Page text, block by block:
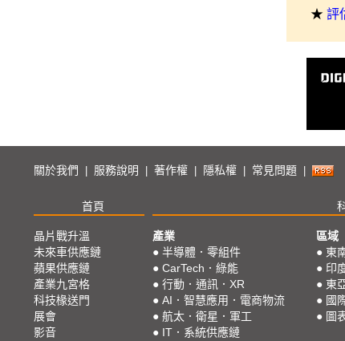
★ 評
關於我們 服務說明 著作權 隱私權 常見問題
首頁
晶片戰升溫
未來車供應鏈
蘋果供應鏈
產業九宮格
科技椽送門
展會
影音
產業
● 半導體．零組件
● CarTech．綠能
● 行動．通訊．XR
● AI．智慧應用．電商物流
● 航太．衛星．軍工
● IT．系統供應鏈
區域
● 東
● 印
● 東
● 國
● 圖